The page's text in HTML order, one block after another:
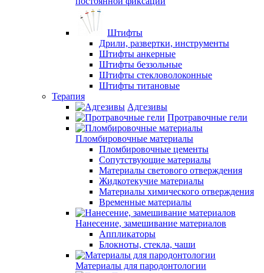
Штифты
Дрили, развертки, инструменты
Штифты анкерные
Штифты беззольные
Штифты стекловолоконные
Штифты титановые
Терапия
Адгезивы
Протравочные гели
Пломбировочные материалы
Пломбировочные цементы
Сопутствующие материалы
Материалы светового отверждения
Жидкотекучие материалы
Материалы химического отверждения
Временные материалы
Нанесение, замешивание материалов
Аппликаторы
Блокноты, стекла, чаши
Материалы для пародонтологии